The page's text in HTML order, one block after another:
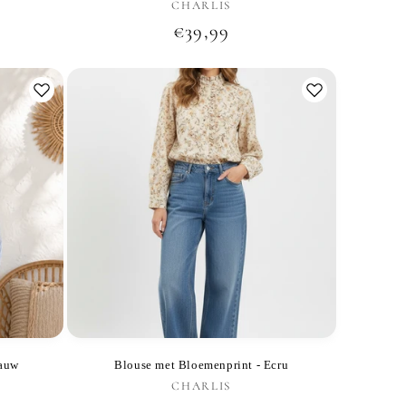
Verkoper:
CHARLIS
Normale
€39,99
Blouse met Bloemenprint - Ecru
Verkoper:
CHARLIS